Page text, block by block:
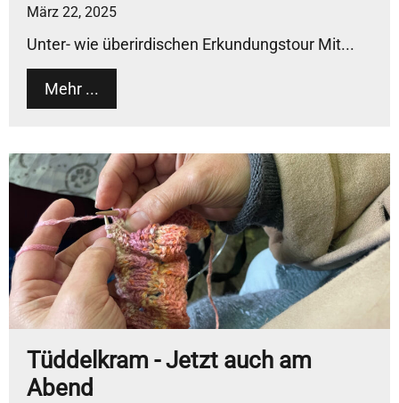
März 22, 2025
Unter- wie überirdischen Erkundungstour Mit...
Mehr ...
Tüddelkram - Jetzt auch am
Abend